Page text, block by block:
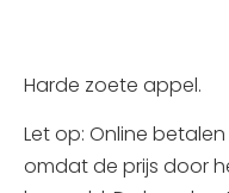
Harde zoete appel.
Let op: Online
omdat de prijs door